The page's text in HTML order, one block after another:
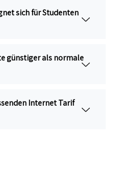
sich für Studenten
günstiger als normale
Internet Tarif